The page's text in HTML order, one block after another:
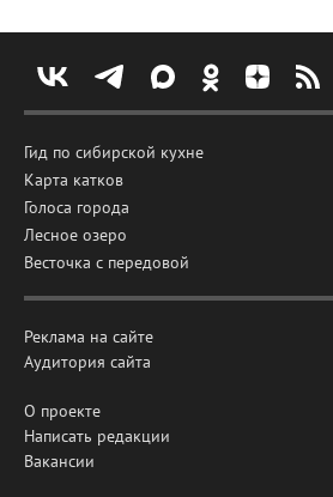
Гид по сибирской кухне
Карта катков
Голоса города
Лесное озеро
Весточка с передовой
Реклама на сайте
Аудитория сайта
О проекте
Написать редакции
Вакансии